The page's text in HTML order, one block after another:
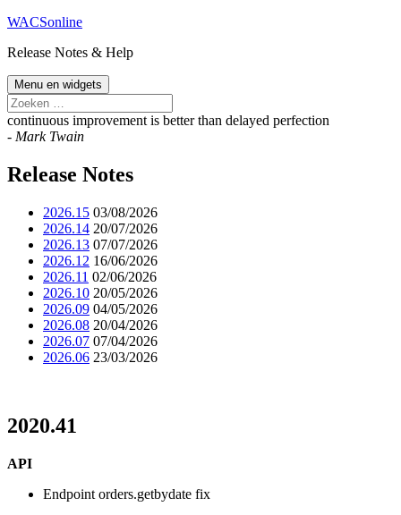
Spring
de
WACSonline
Release Notes & Help
Menu en widgets
Zoeken
naar:
continuous improvement is better than delayed perfection
- Mark Twain
Release Notes
2026.15 03/08/2026
2026.14 20/07/2026
2026.13 07/07/2026
2026.12 16/06/2026
2026.11 02/06/2026
2026.10 20/05/2026
2026.09 04/05/2026
2026.08 20/04/2026
2026.07 07/04/2026
2026.06 23/03/2026
2020.41
API
Endpoint orders.getbydate fix